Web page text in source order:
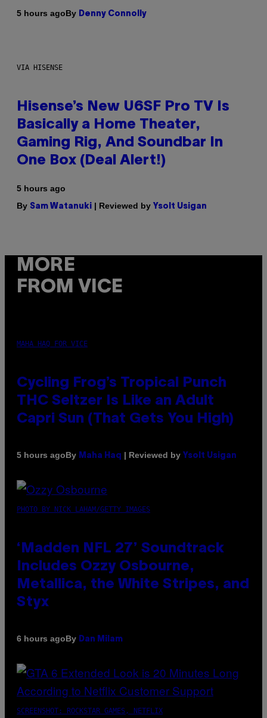
5 hours agoBy Denny Connolly
VIA HISENSE
Hisense’s New U6SF Pro TV Is
Basically a Home Theater,
Gaming Rig, And Soundbar In
One Box (Deal Alert!)
5 hours ago
By Sam Watanuki | Reviewed by Ysolt Usigan
MORE
FROM VICE
MAHA HAQ FOR VICE
Cycling Frog’s Tropical Punch
THC Seltzer Is Like an Adult
Capri Sun (That Gets You High)
5 hours agoBy Maha Haq | Reviewed by Ysolt Usigan
PHOTO BY NICK LAHAM/GETTY IMAGES
‘Madden NFL 27’ Soundtrack
Includes Ozzy Osbourne,
Metallica, the White Stripes, and
Styx
6 hours agoBy Dan Milam
SCREENSHOT: ROCKSTAR GAMES, NETFLIX